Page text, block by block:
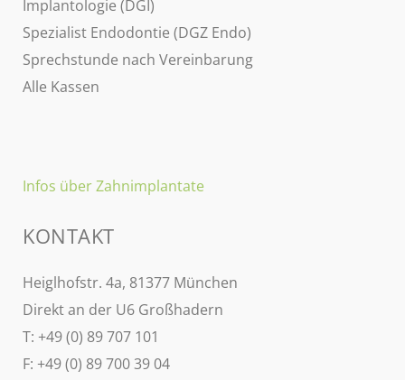
Implantologie (DGI)
Spezialist Endodontie (DGZ Endo)
Sprechstunde nach Vereinbarung
Alle Kassen
Infos über Zahnimplantate
KONTAKT
Heiglhofstr. 4a, 81377 München
Direkt an der U6 Großhadern
T: +49 (0) 89 707 101
F: +49 (0) 89 700 39 04